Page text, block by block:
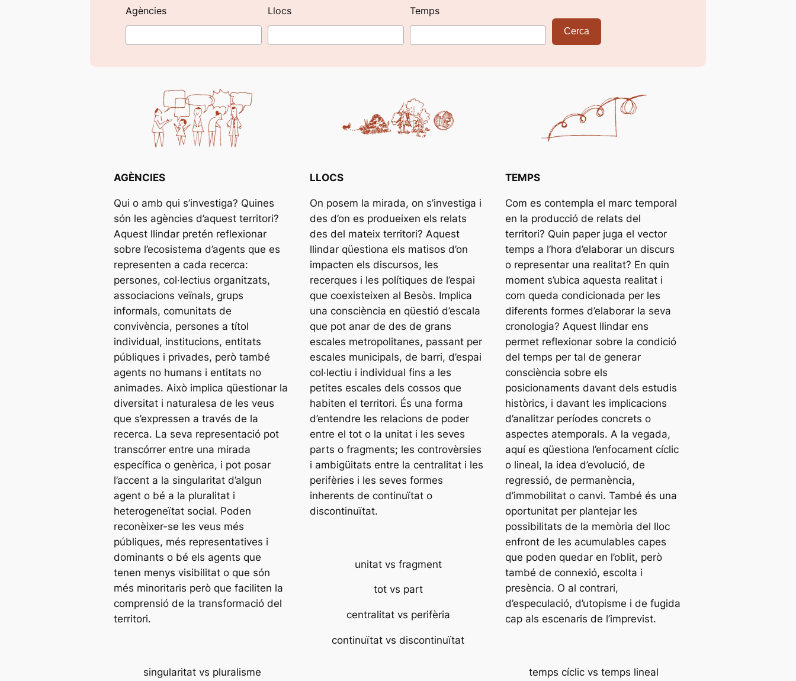
Agències Llocs Temps
AGÈNCIES
Qui o amb qui s’investiga? Quines
són les agències d’aquest territori?
Aquest llindar pretén reflexionar
sobre l’ecosistema d’agents que es
representen a cada recerca:
persones, col·lectius organitzats,
associacions veïnals, grups
informals, comunitats de
convivència, persones a títol
individual, institucions, entitats
públiques i privades, però també
agents no humans i entitats no
animades. Això implica qüestionar la
diversitat i naturalesa de les veus
que s’expressen a través de la
recerca. La seva representació pot
transcórrer entre una mirada
específica o genèrica, i pot posar
l’accent a la singularitat d’algun
agent o bé a la pluralitat i
heterogeneïtat social. Poden
reconèixer-se les veus més
públiques, més representatives i
dominants o bé els agents que
tenen menys visibilitat o que són
més minoritaris però que faciliten la
comprensió de la transformació del
territori.
singularitat vs pluralisme
LLOCS
On posem la mirada, on s’investiga i
des d’on es produeixen els relats
des del mateix territori? Aquest
llindar qüestiona els matisos d’on
impacten els discursos, les
recerques i les polítiques de l’espai
que coexisteixen al Besòs. Implica
una consciència en qüestió d’escala
que pot anar de des de grans
escales metropolitanes, passant per
escales municipals, de barri, d’espai
col·lectiu i individual fins a les
petites escales dels cossos que
habiten el territori. És una forma
d’entendre les relacions de poder
entre el tot o la unitat i les seves
parts o fragments; les controvèrsies
i ambigüitats entre la centralitat i les
perifèries i les seves formes
inherents de continuïtat o
discontinuïtat.
unitat vs fragment
tot vs part
centralitat vs perifèria
continuïtat vs discontinuïtat
TEMPS
Com es contempla el marc temporal
en la producció de relats del
territori? Quin paper juga el vector
temps a l’hora d’elaborar un discurs
o representar una realitat? En quin
moment s’ubica aquesta realitat i
com queda condicionada per les
diferents formes d’elaborar la seva
cronologia? Aquest llindar ens
permet reflexionar sobre la condició
del temps per tal de generar
consciència sobre els
posicionaments davant dels estudis
històrics, i davant les implicacions
d’analitzar períodes concrets o
aspectes atemporals. A la vegada,
aquí es qüestiona l’enfocament cíclic
o lineal, la idea d’evolució, de
regressió, de permanència,
d’immobilitat o canvi. També és una
oportunitat per plantejar les
possibilitats de la memòria del lloc
enfront de les acumulables capes
que poden quedar en l’oblit, però
també de connexió, escolta i
presència. O al contrari,
d’especulació, d’utopisme i de fugida
cap als escenaris de l’imprevist.
temps cíclic vs temps lineal